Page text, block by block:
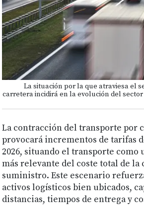
La situación por la que atraviesa el
carretera incidirá en la evolución del
La contracción del transporte por
provocará incrementos de tarifas
2026, situando el transporte como
más relevante del coste total de la
suministro. Este escenario
activos logísticos bien ubicados,
distancias, tiempos de entrega y